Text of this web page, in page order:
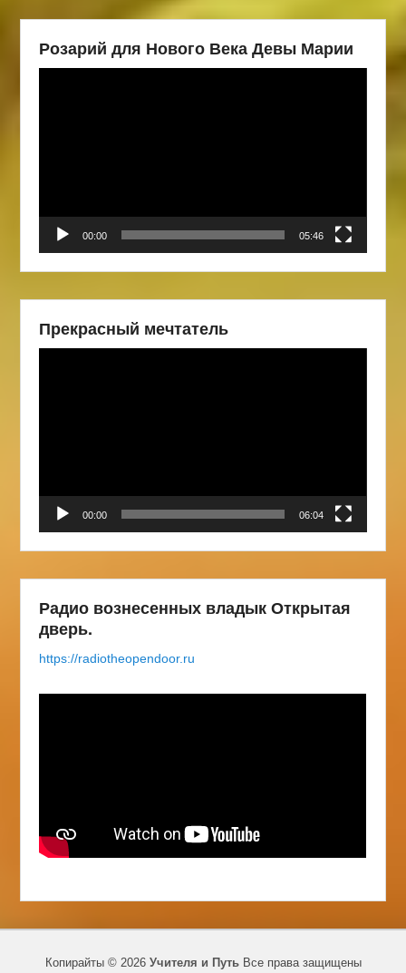
Розарий для Нового Века Девы Марии
00:00 05:46
Прекрасный мечтатель
00:00 06:04
Радио вознесенных владык Открытая
дверь.
https://radiotheopendoor.ru
Копирайты © 2026 Учителя и ПутьВсе права защищены